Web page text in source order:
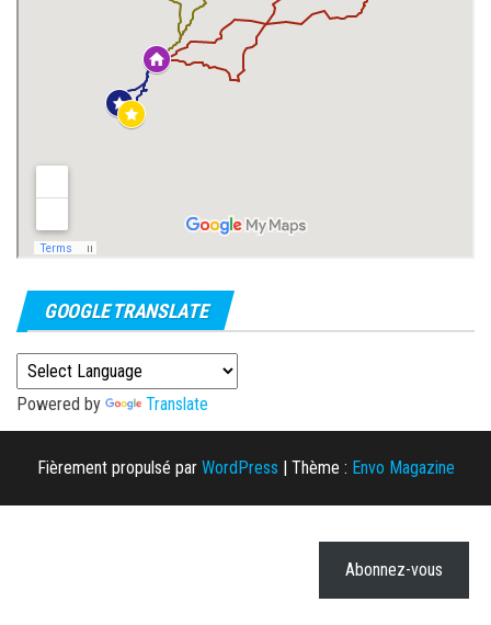
GOOGLE TRANSLATE
Powered by Translate
Fièrement propulsé par WordPress | Thème : Envo Magazine
Abonnez-vous